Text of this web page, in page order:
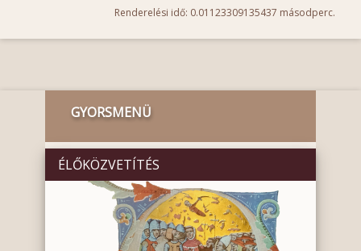
Renderelési idő: 0.01123309135437 másodperc.
GYORSMENÜ
ÉLŐKÖZVETÍTÉS